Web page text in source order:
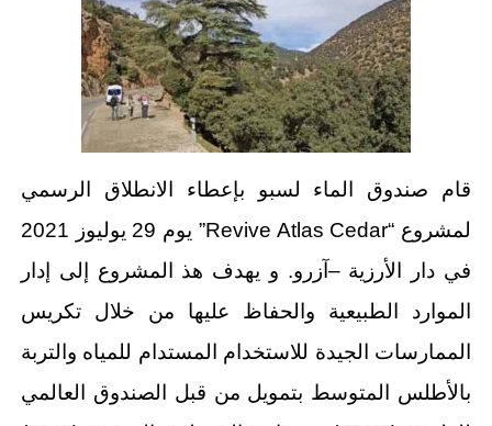
قام صندوق الماء لسبو بإعطاء الانطلاق الرسمي
لمشروع “Revive Atlas Cedar” يوم 29 يوليوز 2021
في دار الأرزية –آزرو. و يهدف هذ المشروع إلى إدار
الموارد الطبيعية والحفاظ عليها من خلال تكريس
الممارسات الجيدة للاستخدام المستدام للمياه والتربة
بالأطلس المتوسط بتمويل من قبل الصندوق العالمي